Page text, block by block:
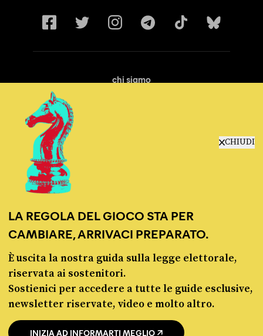
CHIUDI
LA REGOLA DEL GIOCO STA PER
CAMBIARE, ARRIVACI PREPARATO.
È uscita la nostra guida sulla legge elettorale,
riservata ai sostenitori.
Sostienici per accedere a tutte le guide esclusive,
newsletter riservate, video e molto altro.
INIZIA AD INFORMARTI MEGLIO
chi siamo
© Pagella Politica 2012 - 2026
Pagella Politica è una testata registrata presso il Tribunale di Milano, n. 55 del 8
marzo 2021. ISSN 2974-9387
Privacy policy Cookie policy